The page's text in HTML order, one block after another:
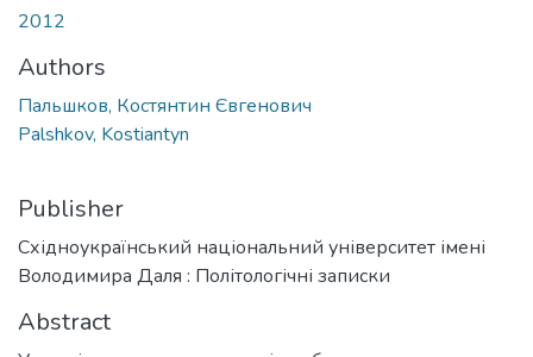
2012
Authors
Пальшков, Костянтин Євгенович
Palshkov, Kostiantyn
Publisher
Східноукраїнський національний університет імені
Володимира Даля : Політологічні записки
Abstract